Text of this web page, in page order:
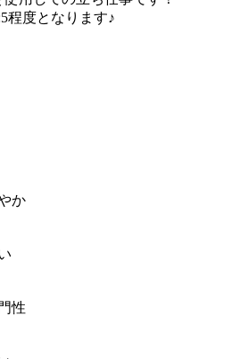
程度となります♪
か
性